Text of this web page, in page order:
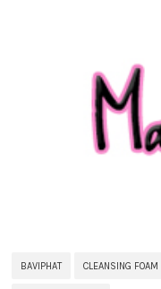
BAVIPHAT CLEANSING FOAM